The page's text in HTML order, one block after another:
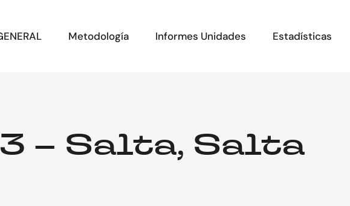
Metodología Informes Unidades Estadísticas
– Salta, Salta